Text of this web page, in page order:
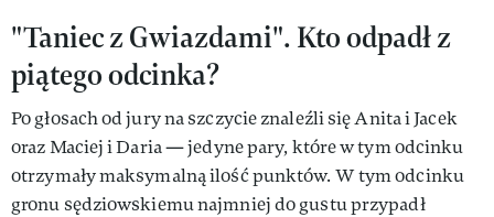
"Taniec z Gwiazdami". Kto odpadł z
piątego odcinka?
Po głosach od jury na szczycie znaleźli się Anita i Jacek
oraz Maciej i Daria — jedyne pary, które w tym odcinku
otrzymały maksymalną ilość punktów. W tym odcinku
gronu sędziowskiemu najmniej do gustu przypadł